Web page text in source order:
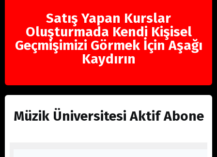
Satış Yapan Kurslar
Oluşturmada Kendi Kişisel
Geçmişimizi Görmek İçin Aşağı
Kaydırın
Müzik Üniversitesi Aktif Abone